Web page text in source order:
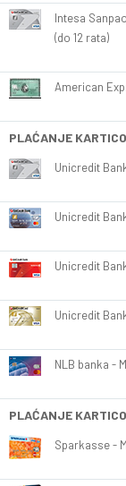
Intesa
(do 12 rata)
American
PLAĆANJE
Unicredit
Unicredit
Unicredit
Unicredit
NLB banka -
PLAĆANJE
Sparkasse -